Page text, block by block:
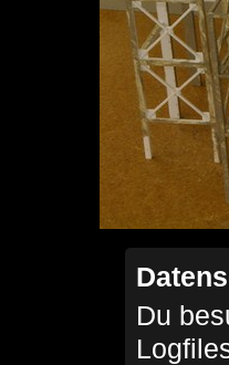
Du